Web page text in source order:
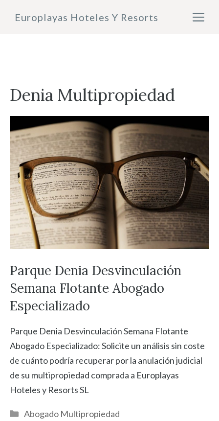
Europlayas Hoteles Y Resorts
Denia Multipropiedad
Parque Denia Desvinculación
Semana Flotante Abogado
Especializado
Parque Denia Desvinculación Semana Flotante
Abogado Especializado: Solicite un análisis sin coste
de cuánto podría recuperar por la anulación judicial
de su multipropiedad comprada a Europlayas
Hoteles y Resorts SL
Categorías
Abogado Multipropiedad